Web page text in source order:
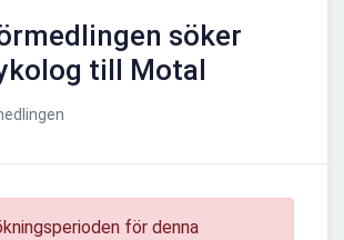
söker
till Motal
för denna